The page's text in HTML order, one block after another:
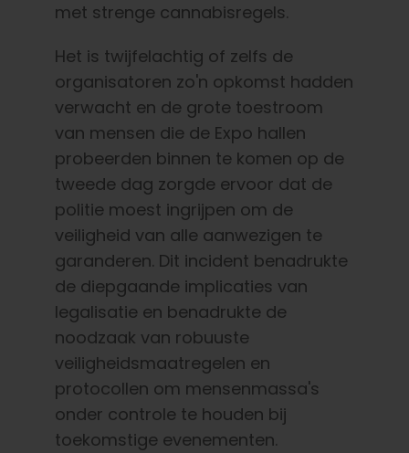
met strenge cannabisregels.
Het is twijfelachtig of zelfs de
organisatoren zo'n opkomst hadden
verwacht en de grote toestroom
van mensen die de Expo hallen
probeerden binnen te komen op de
tweede dag zorgde ervoor dat de
politie moest ingrijpen om de
veiligheid van alle aanwezigen te
garanderen. Dit incident benadrukte
de diepgaande implicaties van
legalisatie en benadrukte de
noodzaak van robuuste
veiligheidsmaatregelen en
protocollen om mensenmassa's
onder controle te houden bij
toekomstige evenementen.